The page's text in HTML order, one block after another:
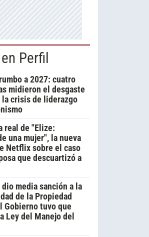
Perfil
a 2027: cuatro
midieron el desgaste
crisis de liderazgo
real de "Elize:
una mujer", la nueva
Netflix sobre el caso
que descuartizó a
dio media sanción a la
de la Propiedad
Gobierno tuvo que
Ley del Manejo del